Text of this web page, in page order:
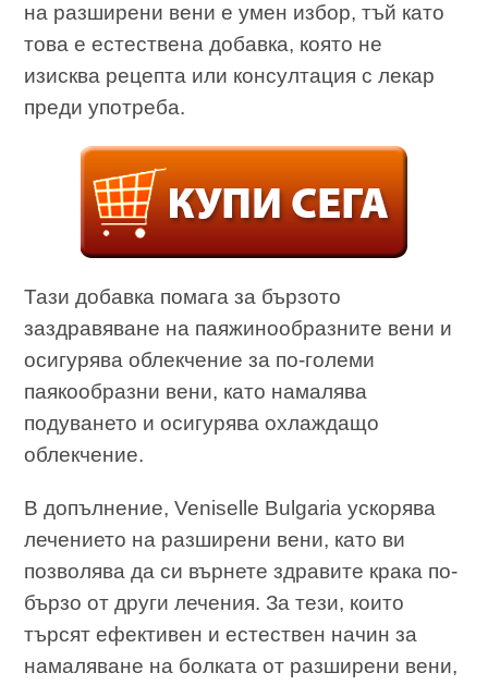
на разширени вени е умен избор, тъй като
това е естествена добавка, която не
изисква рецепта или консултация с лекар
преди употреба.
Тази добавка помага за бързото
заздравяване на паяжинообразните вени и
осигурява облекчение за по-големи
паякообразни вени, като намалява
подуването и осигурява охлаждащо
облекчение.
В допълнение, Veniselle Bulgaria ускорява
лечението на разширени вени, като ви
позволява да си върнете здравите крака по-
бързо от други лечения. За тези, които
търсят ефективен и естествен начин за
намаляване на болката от разширени вени,